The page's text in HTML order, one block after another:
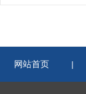
网站首页 |